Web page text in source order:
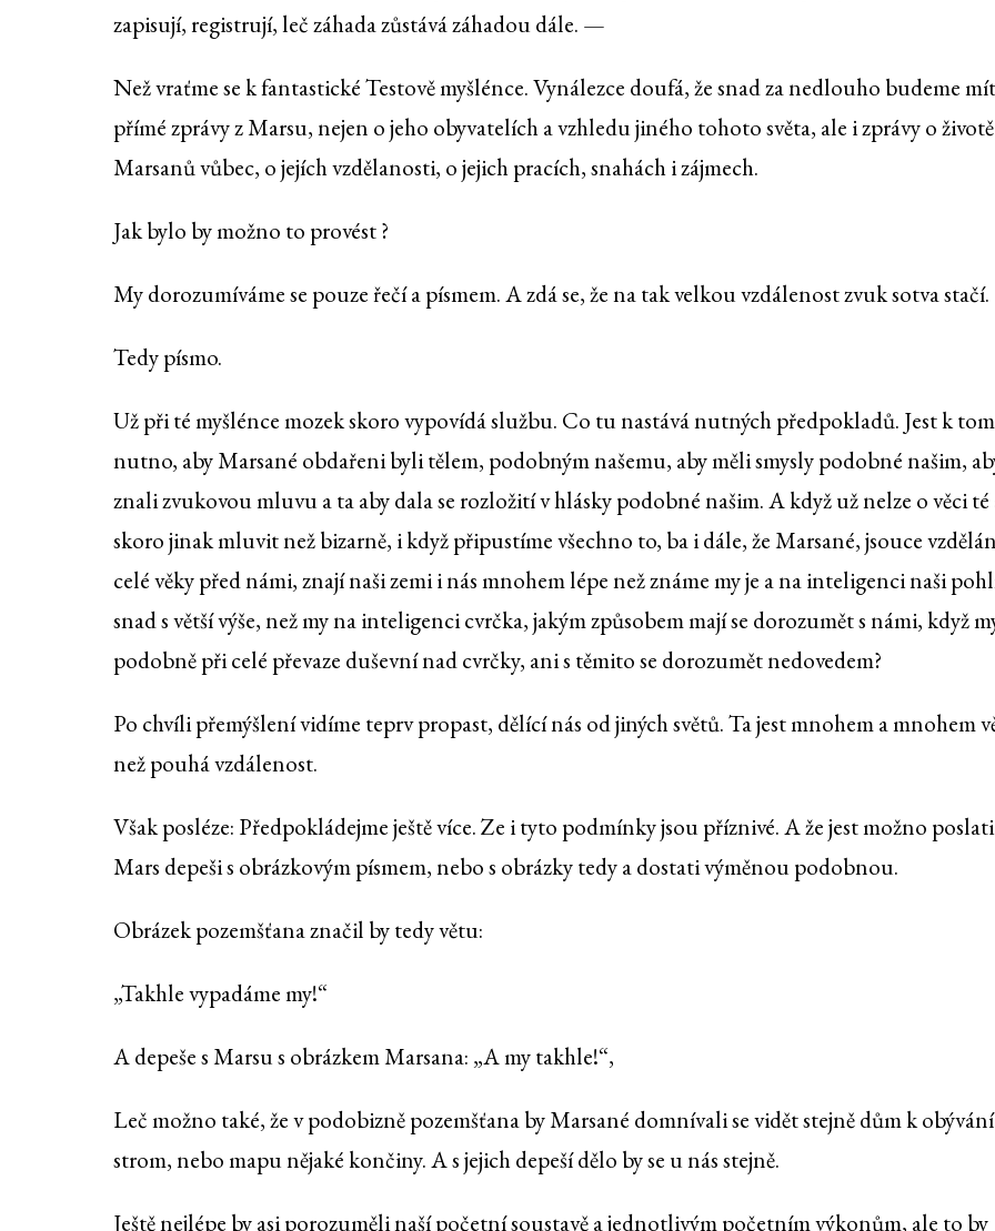
zapisují, registrují, leč záhada zůstává záhadou dále. —
Než vraťme se k fantastické Testově myšlénce. Vynálezce doufá, že snad za nedlouho budeme
přímé zprávy z Marsu, nejen o jeho obyvatelích a vzhledu jiného tohoto světa, ale i zprávy o životě
Marsanů vůbec, o jejích vzdělanosti, o jejich pracích, snahách i zájmech.
Jak bylo by možno to provést ?
My dorozumíváme se pouze řečí a písmem. A zdá se, že na tak velkou vzdálenost zvuk sotva stačí.
Tedy písmo.
Už při té myšlénce mozek skoro vypovídá službu. Co tu nastává nutných předpokladů. Jest k
nutno, aby Marsané obdařeni byli tělem, podobným našemu, aby měli smysly podobné našim,
znali zvukovou mluvu a ta aby dala se rozložití v hlásky podobné našim. A když už nelze o věci
skoro jinak mluvit než bizarně, i když připustíme všechno to, ba i dále, že Marsané, jsouce
celé věky před námi, znají naši zemi i nás mnohem lépe než známe my je a na inteligenci naši
snad s větší výše, než my na inteligenci cvrčka, jakým způsobem mají se dorozumět s námi, když
podobně při celé převaze duševní nad cvrčky, ani s těmito se dorozumět nedovedem?
Po chvíli přemýšlení vidíme teprv propast, dělící nás od jiných světů. Ta jest mnohem a mnohem
než pouhá vzdálenost.
Však posléze: Předpokládejme ještě více. Ze i tyto podmínky jsou příznivé. A že jest možno
Mars depeši s obrázkovým písmem, nebo s obrázky tedy a dostati výměnou podobnou.
Obrázek pozemšťana značil by tedy větu:
„Takhle vypadáme my!“
A depeše s Marsu s obrázkem Marsana: „A my takhle!“,
Leč možno také, že v podobizně pozemšťana by Marsané domnívali se vidět stejně dům k
strom, nebo mapu nějaké končiny. A s jejich depeší dělo by se u nás stejně.
Ještě nejlépe by asi porozuměli naší početní soustavě a jednotlivým početním výkonům, ale to by